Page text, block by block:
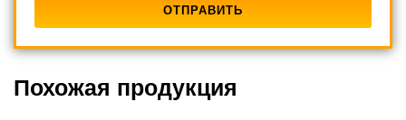
Похожая продукция